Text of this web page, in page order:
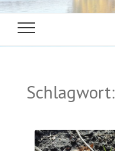
Schlagwort: